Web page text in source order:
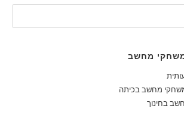
מחשב
מחשב בכיתה
בחינוך